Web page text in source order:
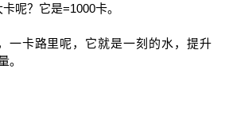
呢？它是=1000卡。
一卡路里呢，它就是一刻的水，提升
。